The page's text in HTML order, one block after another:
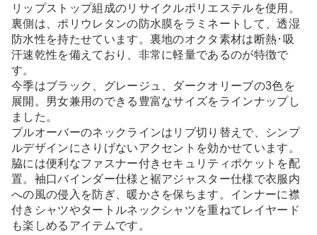
リップストップ組成のリサイクルポリエステルを使用。
裏側は、ポリウレタンの防水膜をラミネートして、透湿
防水性を持たせています。裏地のオクタ素材は断熱･吸
汗速乾性を備えており、非常に軽量であるのが特徴で
す。
今季はブラック、グレージュ、ダークオリーブの3色を
展開。男女兼用のできる豊富なサイズをラインナップし
ました。
プルオーバーのネックラインはリブ切り替えで、シンプ
ルデザインにさりげないアクセントを効かせています。
脇には便利なファスナー付きセキュリティポケットを配
置。袖口バインダー仕様と裾アジャスター仕様で衣服内
への風の侵入を防ぎ、暖かさを保ちます。インナーに襟
付きシャツやタートルネックシャツを重ねてレイヤード
も楽しめるアイテムです。